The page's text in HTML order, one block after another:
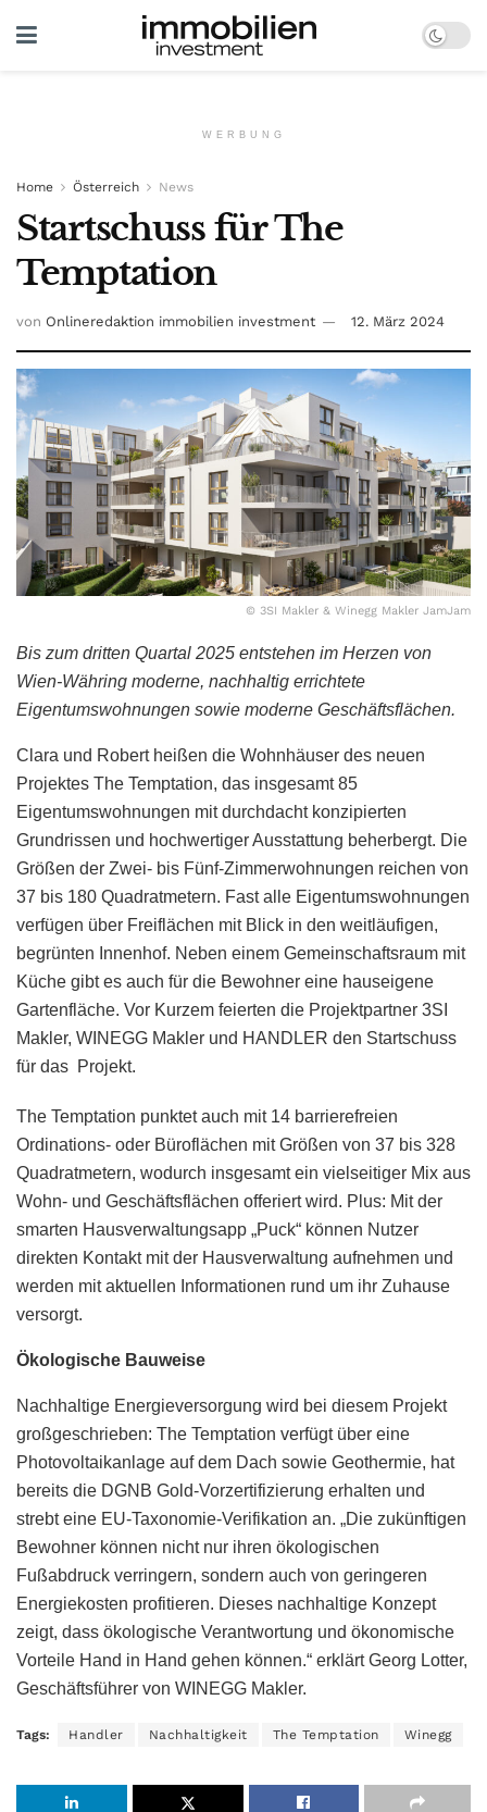
WERBUNG
Home Österreich News
Startschuss für The
Temptation
von Onlineredaktion immobilien investment 12. März 2024
© 3SI Makler & Winegg Makler JamJam
Bis zum dritten Quartal 2025 entstehen im Herzen von
Wien-Währing moderne, nachhaltig errichtete
Eigentumswohnungen sowie moderne Geschäftsflächen.
Clara und Robert heißen die Wohnhäuser des neuen
Projektes The Temptation, das insgesamt 85
Eigentumswohnungen mit durchdacht konzipierten
Grundrissen und hochwertiger Ausstattung beherbergt. Die
Größen der Zwei- bis Fünf-Zimmerwohnungen reichen von
37 bis 180 Quadratmetern. Fast alle Eigentumswohnungen
verfügen über Freiflächen mit Blick in den weitläufigen,
begrünten Innenhof. Neben einem Gemeinschaftsraum mit
Küche gibt es auch für die Bewohner eine hauseigene
Gartenfläche. Vor Kurzem feierten die Projektpartner 3SI
Makler, WINEGG Makler und HANDLER den Startschuss
für das Projekt.
The Temptation punktet auch mit 14 barrierefreien
Ordinations- oder Büroflächen mit Größen von 37 bis 328
Quadratmetern, wodurch insgesamt ein vielseitiger Mix aus
Wohn- und Geschäftsflächen offeriert wird. Plus: Mit der
smarten Hausverwaltungsapp „Puck“ können Nutzer
direkten Kontakt mit der Hausverwaltung aufnehmen und
werden mit aktuellen Informationen rund um ihr Zuhause
versorgt.
Ökologische Bauweise
Nachhaltige Energieversorgung wird bei diesem Projekt
großgeschrieben: The Temptation verfügt über eine
Photovoltaikanlage auf dem Dach sowie Geothermie, hat
bereits die DGNB Gold-Vorzertifizierung erhalten und
strebt eine EU-Taxonomie-Verifikation an. „Die zukünftigen
Bewohner können nicht nur ihren ökologischen
Fußabdruck verringern, sondern auch von geringeren
Energiekosten profitieren. Dieses nachhaltige Konzept
zeigt, dass ökologische Verantwortung und ökonomische
Vorteile Hand in Hand gehen können.“ erklärt Georg Lotter,
Geschäftsführer von WINEGG Makler.
Tags: Handler Nachhaltigkeit The Temptation Winegg